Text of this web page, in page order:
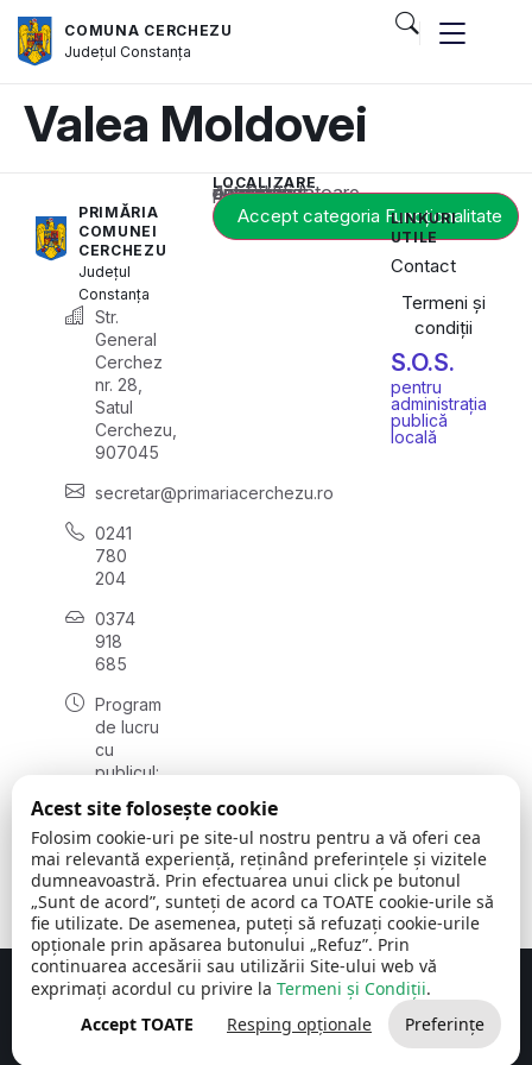
COMUNA CERCHEZU
JudețulConstanța
Valea Moldovei
PRIMĂRIA
COMUNEI
CERCHEZU
Județul
Constanța
Str.
General
Cerchez
nr. 28,
Satul
Cerchezu,
907045
secretar@primariacerchezu.ro
0241
780
204
0374
918
685
Program
de lucru
cu
publicul:
08:00 -
16:30
, vineri:
08:00 -
14:00
LOCALIZARE
Acest conținut este blocat până când acceptați categoria corespunzătoare de cookie-uri.
Accept categoria Funcționalitate
LINKURI
UTILE
Contact
Termeni și
condiții
S.O.S.
pentru
administrația
publică
locală
Comuna Cerchezu © 2026Toate drepturile rezervate
Concept realizat de Big Media Relații Publice SRL
Acest site folosește cookie
Folosim cookie-uri pe site-ul nostru pentru a vă oferi cea
mai relevantă experiență, reținând preferințele și vizitele
dumneavoastră. Prin efectuarea unui click pe butonul
„Sunt de acord”, sunteți de acord ca TOATE cookie-urile să
fie utilizate. De asemenea, puteți să refuzați cookie-urile
opționale prin apăsarea butonului „Refuz”. Prin
continuarea accesării sau utilizării Site-ului web vă
exprimați acordul cu privire la Termeni și Condiții.
Accept TOATE
Resping opționale Preferințe